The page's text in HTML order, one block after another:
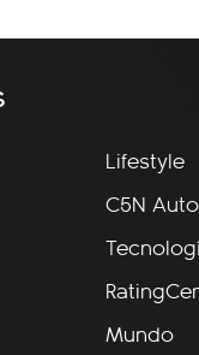
Lifestyle
C5N
Mundo